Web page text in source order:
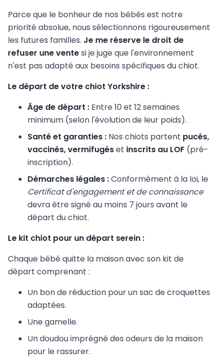
Parce que le bonheur de nos bébés est notre
priorité absolue, nous sélectionnons rigoureusement
les futures familles. Je me réserve le droit de
refuser une ventesi je juge que l'environnement
n'est pas adapté aux besoins spécifiques du chiot.
Le départ de votre chiot Yorkshire :
Âge de départ : Entre 10 et 12 semaines
minimum (selon l'évolution de leur poids).
Santé et garanties : Nos chiots partent pucés,
vaccinés, vermifugéset inscrits au LOF (pré-
inscription).
Démarches légales :Conformément à la loi, le
Certificat d'engagement et de connaissance
devra être signé au moins 7 jours avant le
départ du chiot.
Le kit chiot pour un départ serein :
Chaque bébé quitte la maison avec son kit de
départ comprenant :
Un bon de réduction pour un sac de croquettes
adaptées.
Une gamelle.
Un doudou imprégné des odeurs de la maison
pour le rassurer.